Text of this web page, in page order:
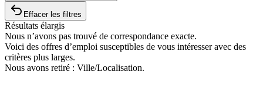
Effacer les filtres
Résultats élargis
Nous n’avons pas trouvé de correspondance exacte.
Voici des offres d’emploi susceptibles de vous intéresser avec des
critères plus larges.
Nous avons retiré : Ville/Localisation.